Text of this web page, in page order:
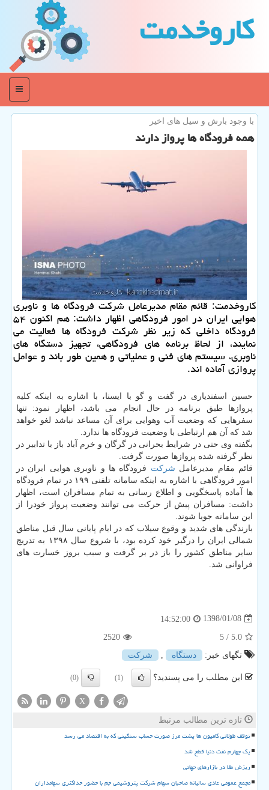
كاروخدمت
منو
با وجود بارش و سیل های اخیر
همه فرودگاه ها پرواز دارند
كاروخدمت: قائم مقام مدیرعامل شركت فرودگاه ها و ناوبری
هوایی ایران در امور فرودگاهی اظهار داشت: هم اكنون ۵۴
فرودگاه داخلی كه زیر نظر شركت فرودگاه ها فعالیت می
نمایند، از لحاظ برنامه های فرودگاهی، تجهیز دستگاه های
ناوبری، سیستم های فنی و عملیاتی و همین طور باند و عوامل
پروازی آماده اند.
حسین اسفندیاری در گفت و گو با ایسنا، با اشاره به اینكه كلیه
پروازها طبق برنامه در حال انجام می باشد، اظهار نمود: تنها
سفرهایی كه وضعیت آب وهوایی برای آن مساعد نباشد لغو خواهد
شد كه آن هم ارتباطی با وضعیت فرودگاه ها ندارد.
بگفته وی حتی در شرایط بحرانی در گرگان و خرم آباد باز با تدابیر در
نظر گرفته شده پروازها صورت گرفت.
قائم مقام مدیرعامل شركت فرودگاه ها و ناوبری هوایی ایران در
امور فرودگاهی با اشاره به اینكه سامانه تلفنی ۱۹۹ در تمام فرودگاه
ها آماده پاسخگویی و اطلاع رسانی به تمام مسافران است، اظهار
داشت: مسافران پیش از حركت می توانند وضعیت پرواز خودرا از
این سامانه جویا شوند.
بارندگی های شدید و وقوع سیلاب كه در ایام پایانی سال قبل مناطق
شمالی ایران را درگیر خود كرده بود، با شروع سال ۱۳۹۸ به تدریج
سایر مناطق كشور را باز در بر گرفت و سبب بروز خسارت های
فراوانی شد.
1398/01/08
14:52:00
5.0
/ 5
2520
تگهای خبر:
دستگاه , شركت
این مطلب را می پسندید؟ (1)
(0)
X
تازه ترین مطالب مرتبط
توقف طولانی کامیون ها پشت مرز صورت حساب سنگینی که به اقتصاد می رسد
یک چهارم نفت دنیا قطع شد
ریزش طلا در بازارهای جهانی
مجمع عمومی عادی سالیانه صاحبان سهام شرکت پتروشیمی جم با حضور حداکثری سهامداران